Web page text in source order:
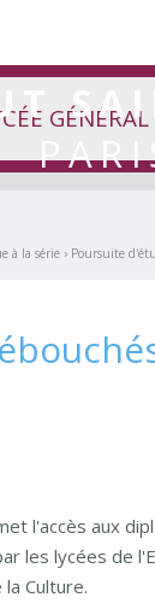
GÉNÉRAL
à la série › Poursuite
l'accès aux
les lycées de
Culture.